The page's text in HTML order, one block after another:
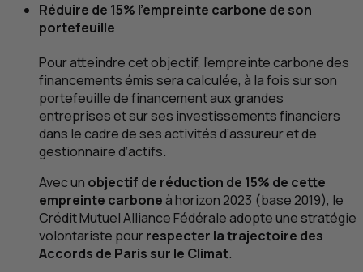
Réduire de 15% l’empreinte carbone de son
portefeuille
Pour atteindre cet objectif, l’empreinte carbone des
financements émis sera calculée, à la fois sur son
portefeuille de financement aux grandes
entreprises et sur ses investissements financiers
dans le cadre de ses activités d’assureur et de
gestionnaire d’actifs.
Avec un objectif de réduction de 15% de cette
empreinte carboneà horizon 2023 (base 2019), le
Crédit Mutuel Alliance Fédérale adopte une stratégie
volontariste pourrespecter la trajectoire des
Accords de Paris sur le Climat.